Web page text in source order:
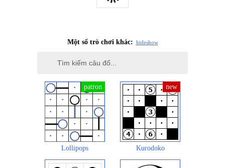
Một số trò chơi khác: hideshow
Lollipops Kurodoko